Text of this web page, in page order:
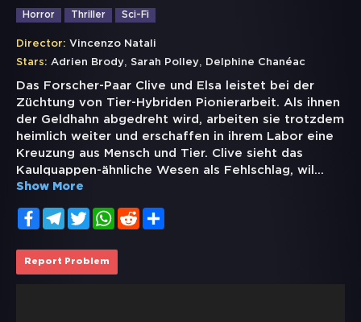
Horror Thriller Sci-Fi
Director: Vincenzo Natali
Stars: Adrien Brody, Sarah Polley, Delphine Chanéac
Das Forscher-Paar Clive und Elsa leistet bei der
Züchtung von Tier-Hybriden Pionierarbeit. Als ihnen
der Geldhahn abgedreht wird, arbeiten sie trotzdem
heimlich weiter und erschaffen in ihrem Labor eine
Kreuzung aus Mensch und Tier. Clive sieht das
Kaulquappen-ähnliche Wesen als Fehlschlag, wil ...
Show More
FacebookTelegramTwitterWhatsApp
Reddit
Report Problem